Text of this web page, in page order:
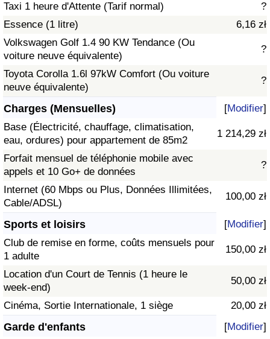
Taxi 1 heure d'Attente (Tarif normal)
?
Essence (1 litre)
6,16 zł
Volkswagen Golf 1.4 90 KW Tendance (Ou
voiture neuve équivalente)
?
Toyota Corolla 1.6l 97kW Comfort (Ou voiture
neuve équivalente)
?
Charges (Mensuelles) [Modifier]
Base (Électricité, chauffage, climatisation,
eau, ordures) pour appartement de 85m2
1 214,29 zł
Forfait mensuel de téléphonie mobile avec
appels et 10 Go+ de données
?
Internet (60 Mbps ou Plus, Données Illimitées,
Cable/ADSL)
100,00 zł
Sports et loisirs [Modifier]
Club de remise en forme, coûts mensuels pour
1 adulte
150,00 zł
Location d'un Court de Tennis (1 heure le
week-end)
50,00 zł
Cinéma, Sortie Internationale, 1 siège 20,00 zł
Garde d'enfants [Modifier]